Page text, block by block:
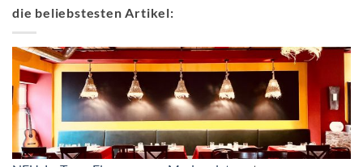
die beliebstesten Artikel: